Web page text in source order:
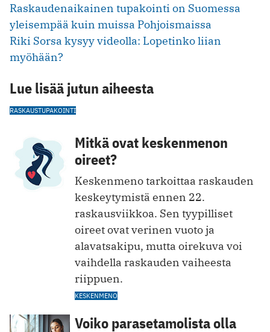
Raskaudenaikainen tupakointi on Suomessa
yleisempää kuin muissa Pohjoismaissa
Riki Sorsa kysyy videolla: Lopetinko liian
myöhään?
Lue lisää jutun aiheesta
RASKAUSTUPAKOINTI
Mitkä ovat keskenmenon
oireet?
Keskenmeno tarkoittaa raskauden
keskeytymistä ennen 22.
raskausviikkoa. Sen tyypilliset
oireet ovat verinen vuoto ja
alavatsakipu, mutta oirekuva voi
vaihdella raskauden vaiheesta
riippuen.
KESKENMENO
Voiko parasetamolista olla